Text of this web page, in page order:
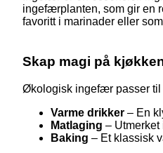
ingefærplanten, som gir en
favoritt i marinader eller
Skap magi på
Økologisk ingefær passer til
Varme drikker – En
Matlaging – Utmerket
Baking – Et klassisk